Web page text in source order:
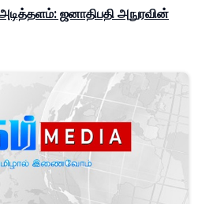
அடித்தளம்: ஜனாதிபதி அநுரவின்